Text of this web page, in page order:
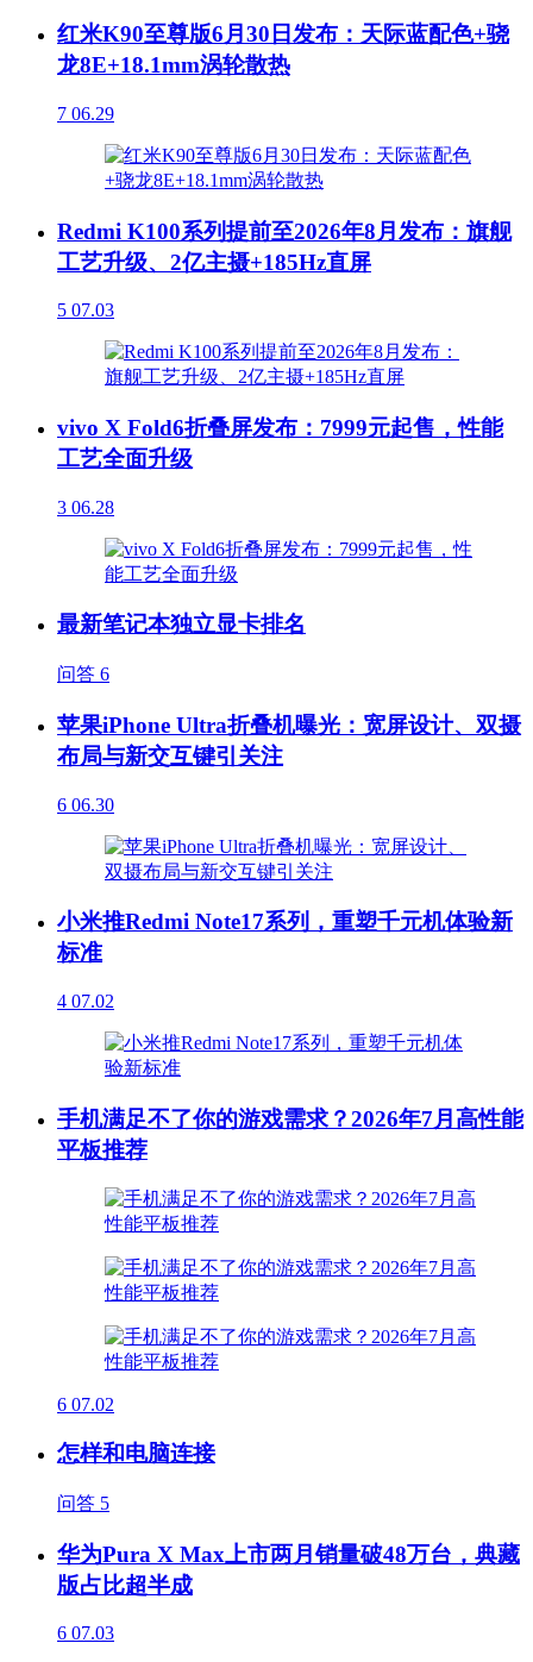
红米K90至尊版6月30日发布：天际蓝配色+骁
龙8E+18.1mm涡轮散热
7 06.29
Redmi K100系列提前至2026年8月发布：旗舰
工艺升级、2亿主摄+185Hz直屏
5 07.03
vivo X Fold6折叠屏发布：7999元起售，性能
工艺全面升级
3 06.28
最新笔记本独立显卡排名
问答 6
苹果iPhone Ultra折叠机曝光：宽屏设计、双摄
布局与新交互键引关注
6 06.30
小米推Redmi Note17系列，重塑千元机体验新
标准
4 07.02
手机满足不了你的游戏需求？2026年7月高性能
平板推荐
6 07.02
怎样和电脑连接
问答 5
华为Pura X Max上市两月销量破48万台，典藏
版占比超半成
6 07.03